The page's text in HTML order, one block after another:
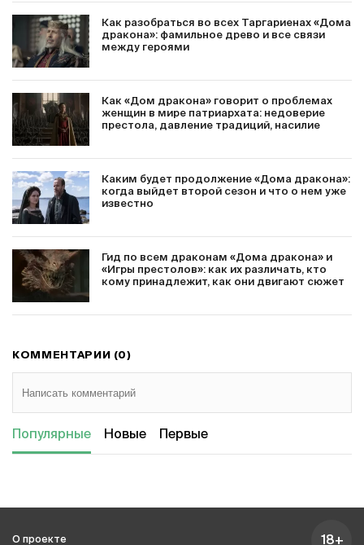
Как разобраться во всех Таргариенах «Дома
дракона»: фамильное древо и все связи
между героями
Как «Дом дракона» говорит о проблемах
женщин в мире патриархата: недоверие
престола, давление традиций, насилие
Каким будет продолжение «Дома дракона»:
когда выйдет второй сезон и что о нем уже
известно
Гид по всем драконам «Дома дракона» и
«Игры престолов»: как их различать, кто
кому принадлежит, как они двигают сюжет
КОММЕНТАРИИ (0)
Популярные Новые Первые
О проекте 18+